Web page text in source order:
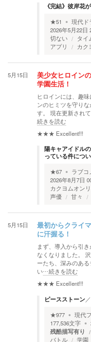
《完結》彼岸花
★51 現代ド
2026年5月22日
切ない
タイ
アプリ
カク
5月15日
美少女ヒロイン
学園生活！
ヒロインには、趣
ンのヒミツを守り
す。 現在更新され
続きを読む
★★★ Excellent!!!
陽キャアイドル
っている件につ
★67 ラブコ
2026年8月7日
カクヨムオン
声優
甘々
5月15日
最初からクライ
に汗握る！
まず、導入から引
なくなりました。
ーたち、深みのあ
い…続きを読む
★★★ Excellent!!!
ピースストーン／
★977 現代
177,536文字
残酷描写有り
バトル 学園